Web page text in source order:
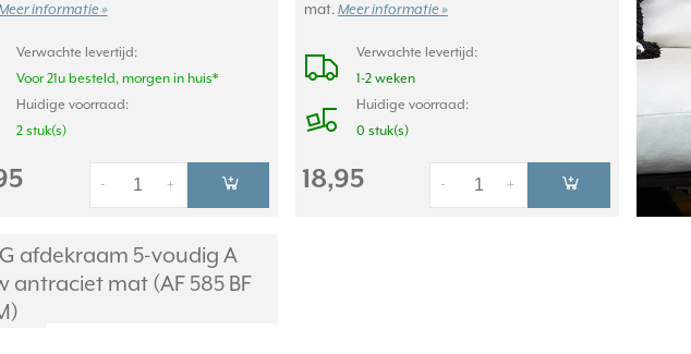
informatie »
Verwachte levertijd:
Voor 21u besteld, morgen in huis*
Huidige voorraad:
2 stuk(s)
+
-
mat. Meer informatie »
Verwachte levertijd:
1-2 weken
Huidige voorraad:
0 stuk(s)
18,95 +
-
afdekraam 5-voudig A
antraciet mat (AF 585 BF